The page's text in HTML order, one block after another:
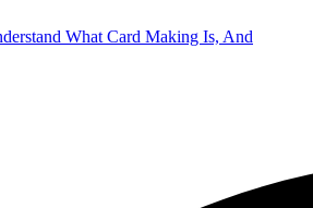
What Card Making Is, And